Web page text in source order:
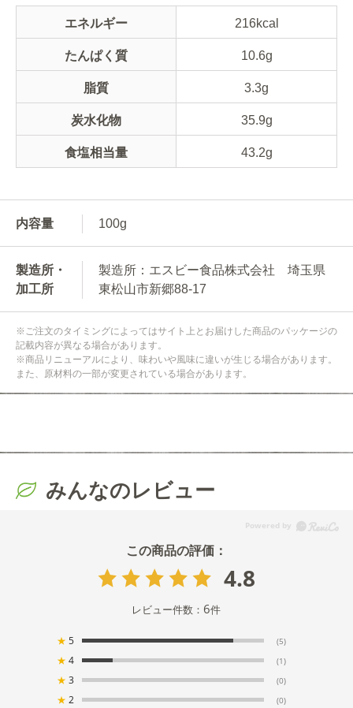
エネルギー 216kcal
たんぱく質 10.6g
脂質 3.3g
炭水化物 35.9g
食塩相当量 43.2g
内容量 100g
製造所・
加工所
製造所：エスビー食品株式会社 埼玉県
東松山市新郷88-17
※ご注文のタイミングによってはサイト上とお届けした商品のパッケージの
記載内容が異なる場合があります。
※商品リニューアルにより、味わいや風味に違いが生じる場合があります。
また、原材料の一部が変更されている場合があります。
みんなのレビュー
4.8
レビュー件数： 6件
★ 5 (5)
★ 4 (1)
★ 3 (0)
★ 2 (0)